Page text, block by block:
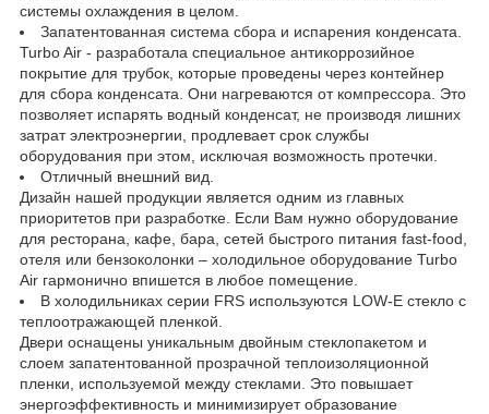
системы охлаждения в целом.
Запатентованная система сбора и испарения конденсата.
Turbo Air - разработала специальное антикоррозийное
покрытие для трубок, которые проведены через контейнер
для сбора конденсата. Они нагреваются от компрессора. Это
позволяет испарять водный конденсат, не производя лишних
затрат электроэнергии, продлевает срок службы
оборудования при этом, исключая возможность протечки.
Отличный внешний вид.
Дизайн нашей продукции является одним из главных
приоритетов при разработке. Если Вам нужно оборудование
для ресторана, кафе, бара, сетей быстрого питания fast-food,
отеля или бензоколонки – холодильное оборудование Turbo
Air гармонично впишется в любое помещение.
В холодильниках серии FRS используются LOW-E стекло с
теплоотражающей пленкой.
Двери оснащены уникальным двойным стеклопакетом и
слоем запатентованной прозрачной теплоизоляционной
пленки, используемой между стеклами. Это повышает
энергоэффективность и минимизирует образование